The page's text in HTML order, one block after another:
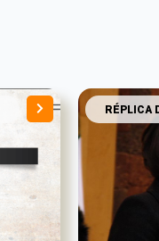
RÉPLICA